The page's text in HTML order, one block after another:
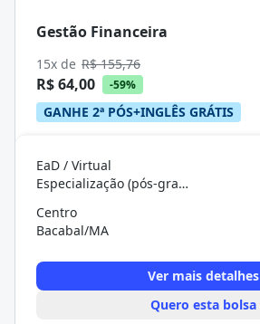
Gestão Financeira
15x de R$ 155,76
R$ 64,00 -59%
GANHE 2ª PÓS+INGLÊS GRÁTIS
EaD / Virtual
Especialização (pós-graduação)
Centro
Bacabal/MA
Ver mais detalhes
Quero esta bolsa